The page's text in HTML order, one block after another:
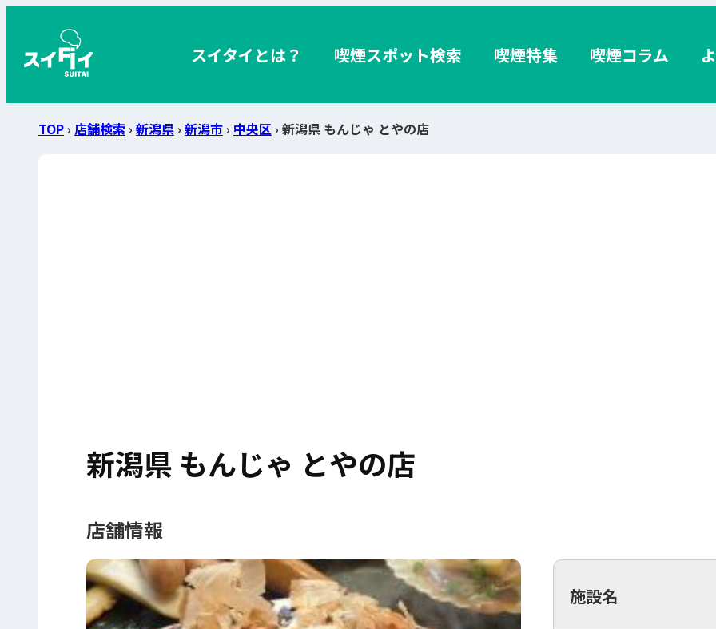
スイタイとは？ 喫煙スポット検索 喫煙特集 喫煙コラム
TOP› 店舗検索 › 新潟県› 新潟市› 中央区› 新潟県 もんじゃ とやの店
新潟県 もんじゃ とやの店
店舗情報
施設名